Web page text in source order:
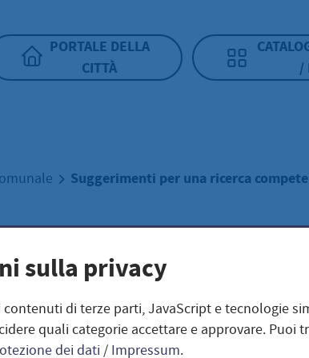
PORTALE DELLA
CITTÀ
/
Suggerimenti per una ricerca
per
sulla privacy
di terze parti, JavaScript e tecnologie
quali categorie accettare e approvare. Puoi
dei dati / Impressum.